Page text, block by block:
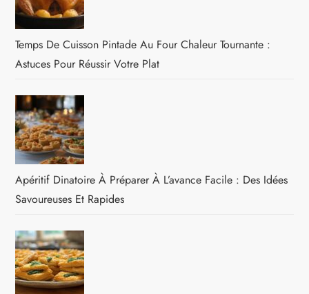
Temps De Cuisson Pintade Au Four Chaleur Tournante :
Astuces Pour Réussir Votre Plat
Apéritif Dinatoire À Préparer À L’avance Facile : Des Idées
Savoureuses Et Rapides